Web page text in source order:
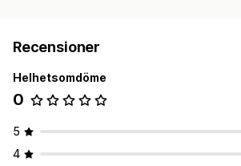
Recensioner
Helhetsomdöme
0
5
4